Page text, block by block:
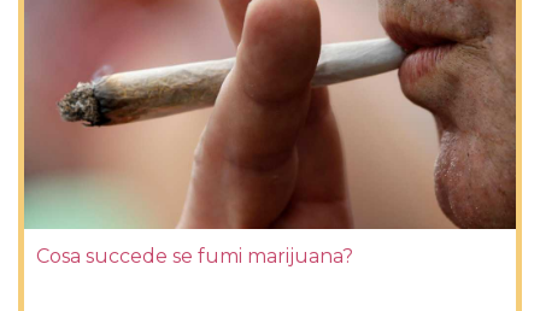
Cosa succede se fumi marijuana?